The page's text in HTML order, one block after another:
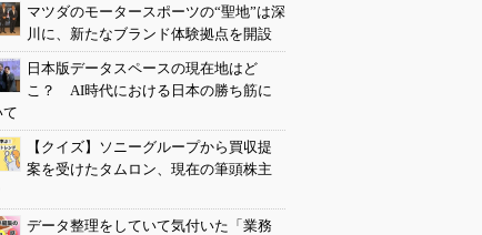
マツダのモータースポーツの“聖地”は深
川に、新たなブランド体験拠点を開設
日本版データスペースの現在地はど
こ？ AI時代における日本の勝ち筋に
て
【クイズ】ソニーグループから買収提
案を受けたタムロン、現在の筆頭株主
データ整理をしていて気付いた「業務